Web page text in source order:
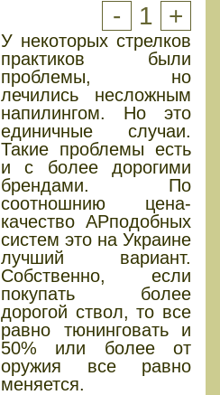
- 1 +
У некоторых стрелков
практиков были
проблемы, но
лечились несложным
напилингом. Но это
единичные случаи.
Такие проблемы есть
и с более дорогими
брендами. По
соотношнию цена-
качество АРподобных
систем это на Украине
лучший вариант.
Собственно, если
покупать более
дорогой ствол, то все
равно тюнинговать и
50% или более от
оружия все равно
меняется.